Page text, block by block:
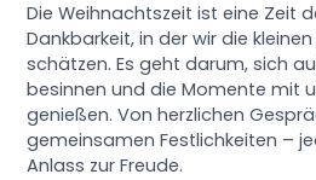
Die Weihnachtszeit ist eine Zeit
Dankbarkeit, in der wir die
schätzen. Es geht darum, sich
besinnen und die Momente mit
genießen. Von herzlichen
gemeinsamen Festlichkeiten –
Anlass zur Freude.